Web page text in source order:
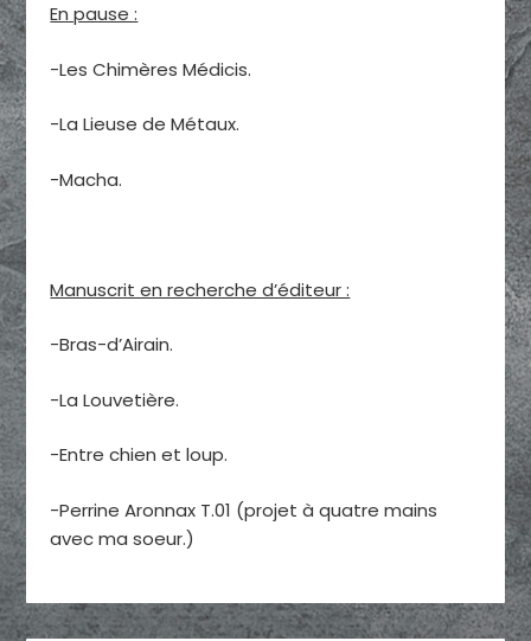
En pause :
-Les Chimères Médicis.
-La Lieuse de Métaux.
-Macha.
Manuscrit en recherche d’éditeur :
-Bras-d’Airain.
-La Louvetière.
-Entre chien et loup.
-Perrine Aronnax T.01 (projet à quatre mains
avec ma soeur.)